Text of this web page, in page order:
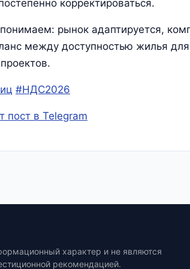
корректироваться.
рынок адаптируется,
между доступностью жилья
#НДС2026
пост в Telegram
характер и не являются
рекомендацией.